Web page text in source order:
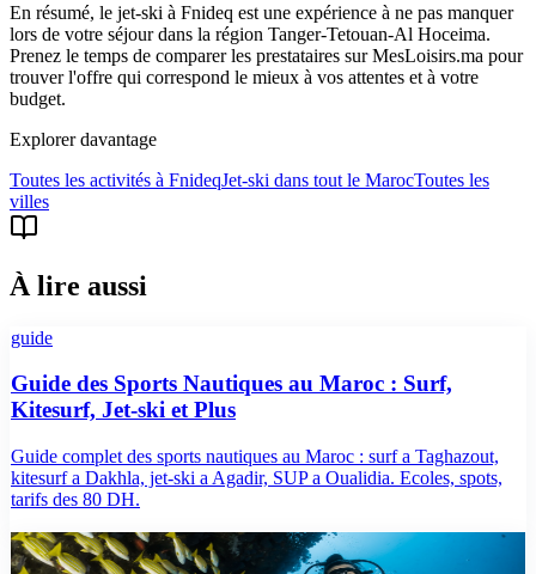
En résumé, le jet-ski à Fnideq est une expérience à ne pas manquer
lors de votre séjour dans la région Tanger-Tetouan-Al Hoceima.
Prenez le temps de comparer les prestataires sur MesLoisirs.ma pour
trouver l'offre qui correspond le mieux à vos attentes et à votre
budget.
Explorer davantage
Toutes les activités à FnideqJet-ski dans tout le MarocToutes les
villes
À lire aussi
guide
Guide des Sports Nautiques au Maroc : Surf,
Kitesurf, Jet-ski et Plus
Guide complet des sports nautiques au Maroc : surf a Taghazout,
kitesurf a Dakhla, jet-ski a Agadir, SUP a Oualidia. Ecoles, spots,
tarifs des 80 DH.
sport